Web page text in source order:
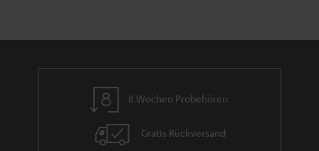
8 Wochen Probehören
Gratis Rückversand